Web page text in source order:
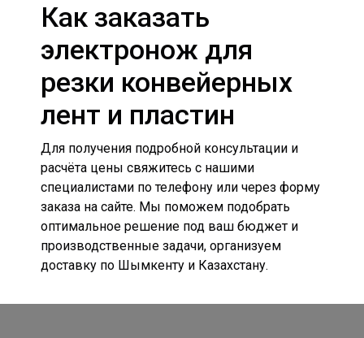
Как заказать
электронож для
резки конвейерных
лент и пластин
Для получения подробной консультации и
расчёта цены свяжитесь с нашими
специалистами по телефону или через форму
заказа на сайте. Мы поможем подобрать
оптимальное решение под ваш бюджет и
производственные задачи, организуем
доставку по Шымкенту и Казахстану.